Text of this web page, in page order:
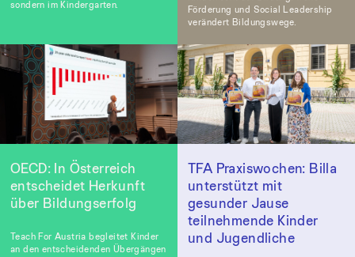
sondern im Kindergarten.
Förderung und Social Leadership
verändert Bildungswege.
OECD: In Österreich
entscheidet Herkunft
über Bildungserfolg
Teach For Austria begleitet Kinder
an den entscheidenden Übergängen
TFA Praxiswochen: Billa
unterstützt mit
gesunder Jause
teilnehmende Kinder
und Jugendliche